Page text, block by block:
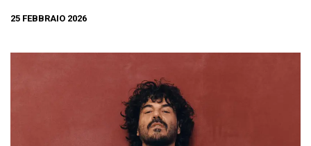
25 FEBBRAIO 2026